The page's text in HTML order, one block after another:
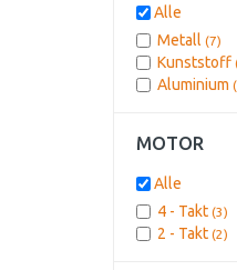
Alle
Metall (7)
Kunststoff
Aluminium
MOTOR
Alle
4 - Takt (3)
2 - Takt (2)